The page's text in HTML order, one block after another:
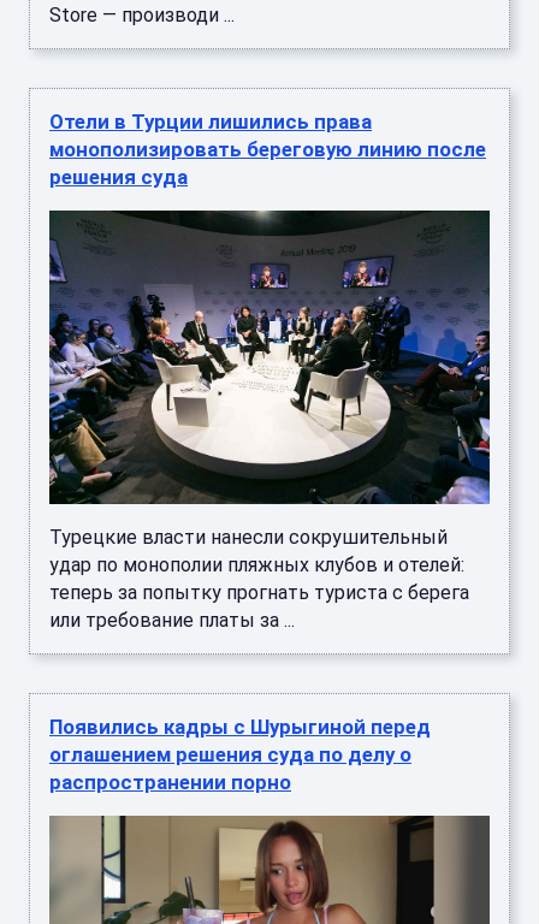
Store — производи ...
Отели в Турции лишились права
монополизировать береговую линию после
решения суда
Турецкие власти нанесли сокрушительный
удар по монополии пляжных клубов и отелей:
теперь за попытку прогнать туриста с берега
или требование платы за ...
Появились кадры с Шурыгиной перед
оглашением решения суда по делу о
распространении порно